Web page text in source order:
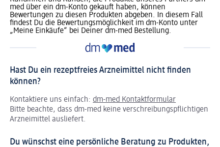
med über ein dm-Konto gekauft haben, können
Bewertungen zu diesen Produkten abgeben. In diesem Fall
findest Du die Bewertungsmöglichkeit im dm-Konto unter
„Meine Einkäufe“ bei Deiner dm-med Bestellung.
Hast Du ein rezeptfreies Arzneimittel nicht finden
können?
Kontaktiere uns einfach: dm-med Kontaktformular
Bitte beachte, dass dm-med keine verschreibungspflichtigen
Arzneimittel ausliefert.
Du wünschst eine persönliche Beratung zu Produkten,